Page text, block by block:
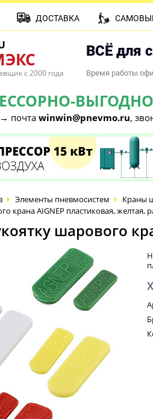
с 2000 года
ВСЁ для
Время работы
ВЫГОДНО
→ почта winwin@pnevmo.ru,
ДОСТАВКА
Элементы пневмосистем
Краны
крана AIGNEP пластиковая, желтая,
шарового